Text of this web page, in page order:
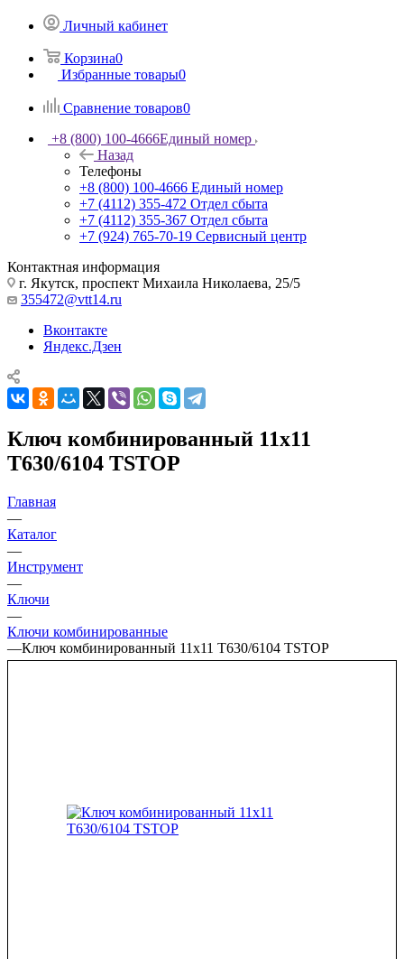
Личный кабинет
Корзина0
Избранные товары0
Сравнение товаров0
+8 (800) 100-4666Единый номер
Назад
Телефоны
+8 (800) 100-4666 Единый номер
+7 (4112) 355-472 Отдел сбыта
+7 (4112) 355-367 Отдел сбыта
+7 (924) 765-70-19 Сервисный центр
Контактная информация
г. Якутск, проспект Михаила Николаева, 25/5
355472@vtt14.ru
Вконтакте
Яндекс.Дзен
Ключ комбинированный 11х11
T630/6104 TSTOP
Главная
—
Каталог
—
Инструмент
—
Ключи
—
Ключи комбинированные
—Ключ комбинированный 11х11 T630/6104 TSTOP